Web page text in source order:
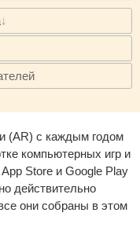
(AR) с каждым годом
компьютерных игр и
Store и Google Play
действительно
они собраны в этом